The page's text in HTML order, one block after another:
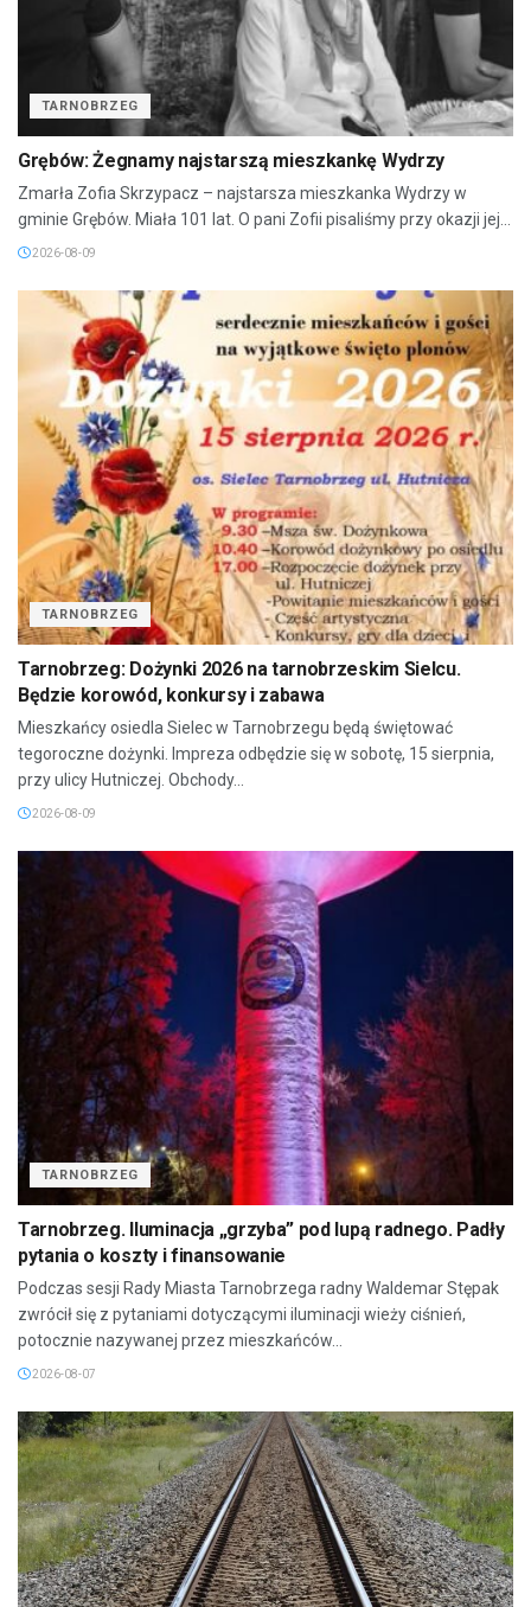
TARNOBRZEG
Grębów: Żegnamy najstarszą mieszkankę Wydrzy
Zmarła Zofia Skrzypacz – najstarsza mieszkanka Wydrzy w
gminie Grębów. Miała 101 lat. O pani Zofii pisaliśmy przy okazji jej...
2026-08-09
TARNOBRZEG
Tarnobrzeg: Dożynki 2026 na tarnobrzeskim Sielcu.
Będzie korowód, konkursy i zabawa
Mieszkańcy osiedla Sielec w Tarnobrzegu będą świętować
tegoroczne dożynki. Impreza odbędzie się w sobotę, 15 sierpnia,
przy ulicy Hutniczej. Obchody...
2026-08-09
TARNOBRZEG
Tarnobrzeg. Iluminacja „grzyba” pod lupą radnego. Padły
pytania o koszty i finansowanie
Podczas sesji Rady Miasta Tarnobrzega radny Waldemar Stępak
zwrócił się z pytaniami dotyczącymi iluminacji wieży ciśnień,
potocznie nazywanej przez mieszkańców...
2026-08-07